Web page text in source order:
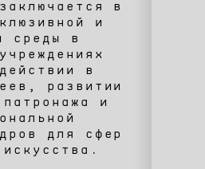
в
и
среды в
в
развитии
и
для сфер